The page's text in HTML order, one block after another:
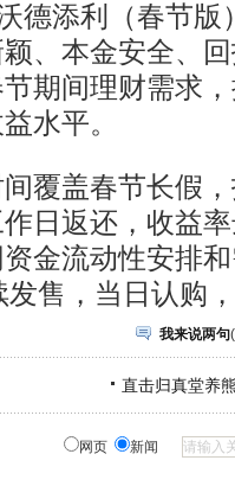
添利（春节版
、本金安全、
期间理财需求
水平。
盖春节长假，
日返还，收益
金流动性安排
发售，当日认购
我来说两句(
直击归真堂养
网页 新闻